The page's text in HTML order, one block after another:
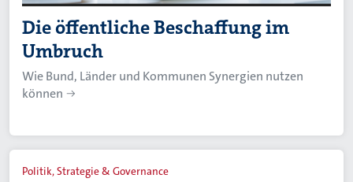
Die öffentliche Beschaffung im
Umbruch
Wie Bund, Länder und Kommunen Synergien nutzen
können
Politik, Strategie & Governance